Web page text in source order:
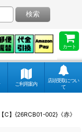
カート
検索
ご利用案内
店頭受取につい
て
C】{26RCB01-002}《赤》